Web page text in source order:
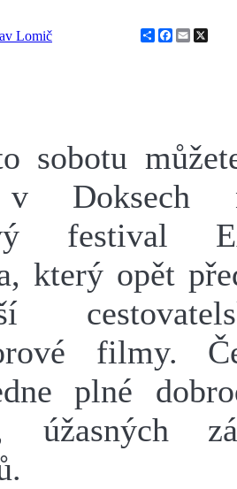
Lomič ShareFacebook
Email
sobotu
Doksech
festival
který opět
filmy.
plné
úžasných